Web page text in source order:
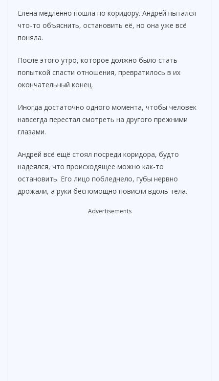
Елена медленно пошла по коридору. Андрей пытался
что-то объяснить, остановить её, но она уже всё
поняла.
После этого утро, которое должно было стать
попыткой спасти отношения, превратилось в их
окончательный конец.
Иногда достаточно одного момента, чтобы человек
навсегда перестал смотреть на другого прежними
глазами.
Андрей всё ещё стоял посреди коридора, будто
надеялся, что происходящее можно как-то
остановить. Его лицо побледнело, губы нервно
дрожали, а руки беспомощно повисли вдоль тела.
Advertisements